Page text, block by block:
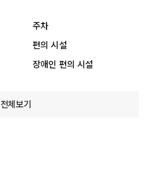
주차
편의 시설
장애인 편의 시설
전체보기